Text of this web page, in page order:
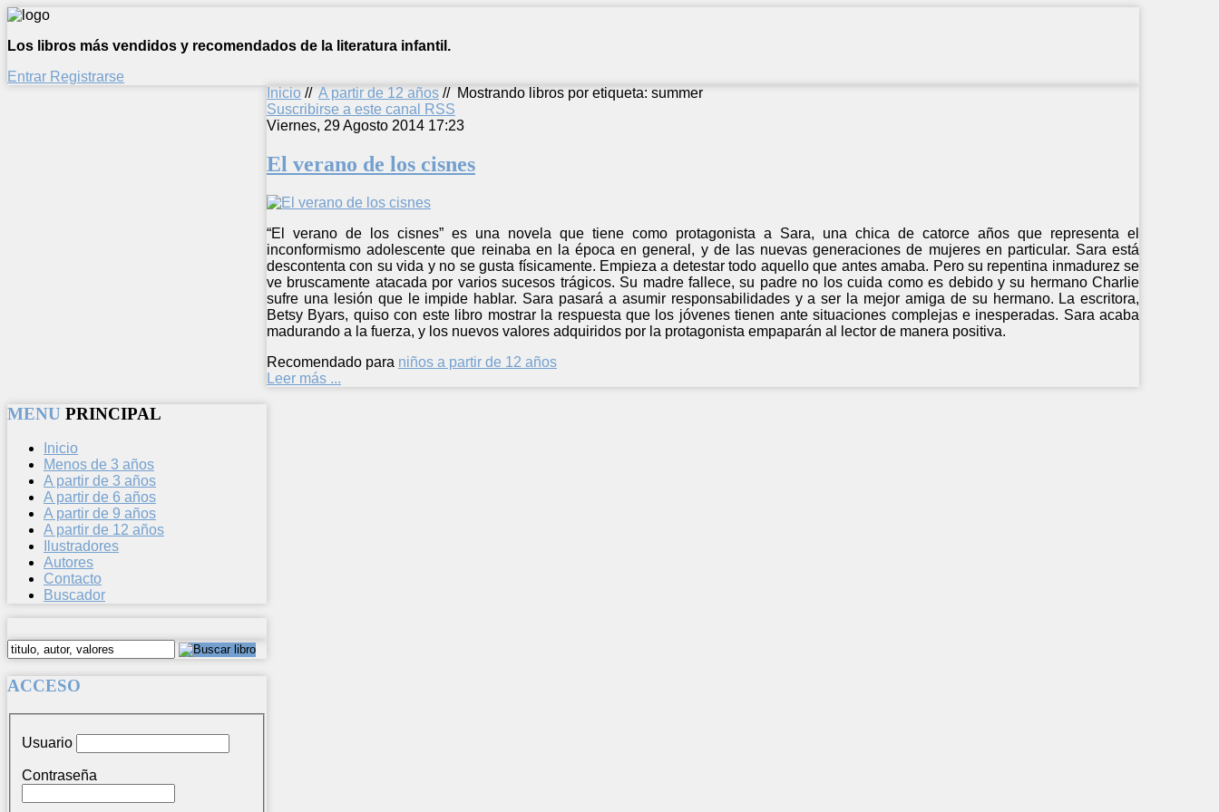
Los libros más vendidos y recomendados de la literatura infantil.
Entrar Registrarse
Inicio // A partir de 12 años // Mostrando libros por etiqueta: summer
Suscribirse a este canal RSS
Viernes, 29 Agosto 2014 17:23
El verano de los cisnes
“El verano de los cisnes” es una novela que tiene como protagonista a Sara, una chica de catorce años que representa el
inconformismo adolescente que reinaba en la época en general, y de las nuevas generaciones de mujeres en particular. Sara está
descontenta con su vida y no se gusta físicamente. Empieza a detestar todo aquello que antes amaba. Pero su repentina inmadurez se
ve bruscamente atacada por varios sucesos trágicos. Su madre fallece, su padre no los cuida como es debido y su hermano Charlie
sufre una lesión que le impide hablar. Sara pasará a asumir responsabilidades y a ser la mejor amiga de su hermano. La escritora,
Betsy Byars, quiso con este libro mostrar la respuesta que los jóvenes tienen ante situaciones complejas e inesperadas. Sara acaba
madurando a la fuerza, y los nuevos valores adquiridos por la protagonista empaparán al lector de manera positiva.
Recomendado para niños a partir de 12 años
Leer más ...
MENU PRINCIPAL
Inicio
Menos de 3 años
A partir de 3 años
A partir de 6 años
A partir de 9 años
A partir de 12 años
Ilustradores
Autores
Contacto
Buscador
ACCESO
Usuario
Contraseña